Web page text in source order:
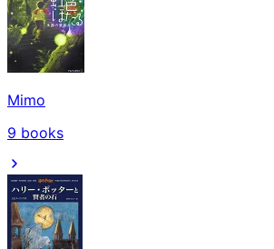
Mimo
9 books